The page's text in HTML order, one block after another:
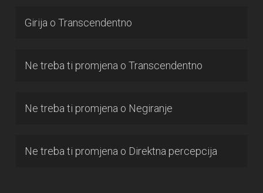
Girija o Transcendentno
Ne treba ti promjena o Transcendentno
Ne treba ti promjena o Negiranje
Ne treba ti promjena o Direktna percepcija